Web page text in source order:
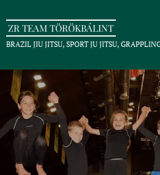
ZR TEAM TÖRÖKBÁLINT
BRAZIL JIU JITSU, SPORT JU JITSU,